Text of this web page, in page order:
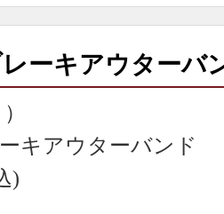
ーキアウターバ
キアウターバンド
)